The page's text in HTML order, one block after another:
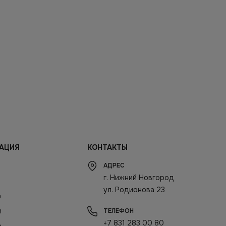
КОНТАКТЫ
АДРЕС
г. Нижний Новгород
ул. Родионова 23
ТЕЛЕФОН
+7 831 283 00 80